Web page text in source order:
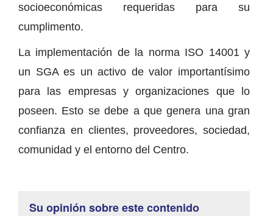
socioeconómicas requeridas para su
cumplimento.
La implementación de la norma ISO 14001 y
un SGA es un activo de valor importantísimo
para las empresas y organizaciones que lo
poseen. Esto se debe a que genera una gran
confianza en clientes, proveedores, sociedad,
comunidad y el entorno del Centro.
Su opinión sobre este contenido